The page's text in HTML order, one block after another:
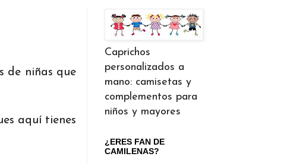
de niñas que
aquí tienes
Caprichos
personalizados a
mano: camisetas y
complementos para
niños y mayores
¿ERES FAN DE
CAMILENAS?